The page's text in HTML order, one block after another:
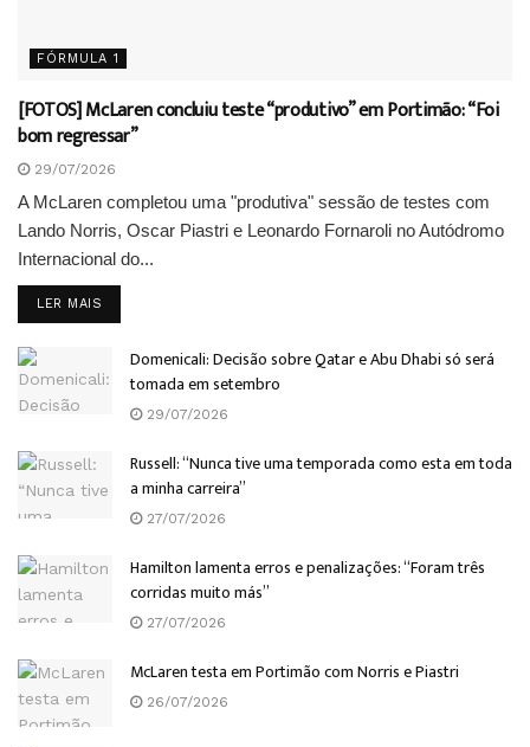
FÓRMULA 1
[FOTOS] McLaren concluiu teste “produtivo” em Portimão: “Foi
bom regressar”
29/07/2026
A McLaren completou uma "produtiva" sessão de testes com
Lando Norris, Oscar Piastri e Leonardo Fornaroli no Autódromo
Internacional do...
LER MAIS
Domenicali: Decisão sobre Qatar e Abu Dhabi só será
tomada em setembro
29/07/2026
Russell: “Nunca tive uma temporada como esta em toda
a minha carreira”
27/07/2026
Hamilton lamenta erros e penalizações: “Foram três
corridas muito más”
27/07/2026
McLaren testa em Portimão com Norris e Piastri
26/07/2026